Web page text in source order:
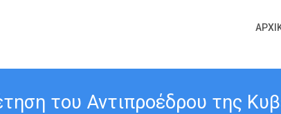
του Αντιπροέδρου της